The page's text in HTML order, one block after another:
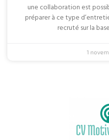
une collaboration est
préparer à ce type
recruté sur la
1